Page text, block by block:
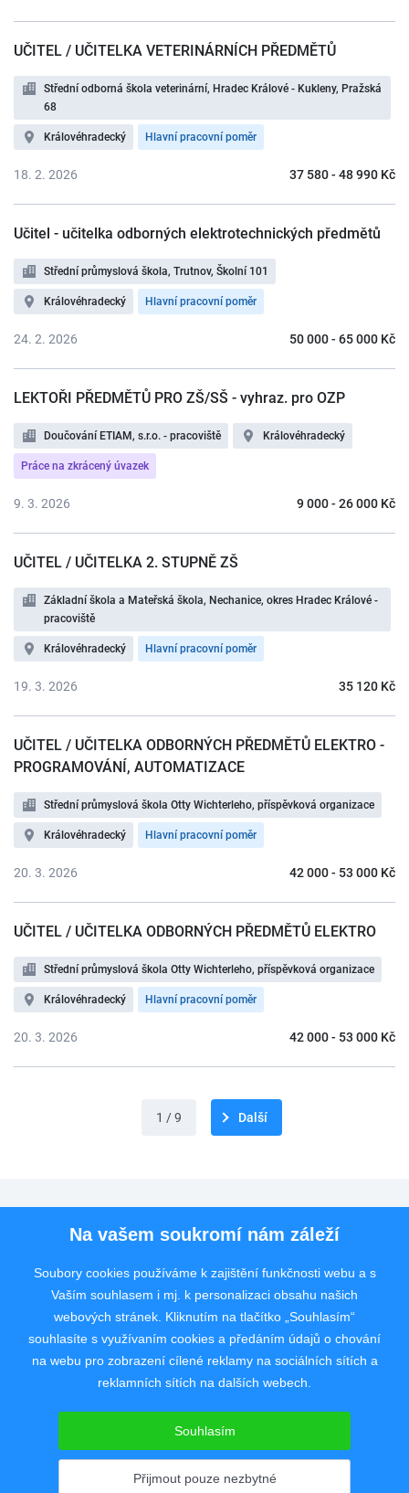
UČITEL / UČITELKA VETERINÁRNÍCH PŘEDMĚTŮ
Střední odborná škola veterinární, Hradec Králové - Kukleny, Pražská
68
Královéhradecký Hlavní pracovní poměr
37 580 - 48 990 Kč
18. 2. 2026
Učitel - učitelka odborných elektrotechnických předmětů
Střední průmyslová škola, Trutnov, Školní 101
Královéhradecký Hlavní pracovní poměr
50 000 - 65 000 Kč
24. 2. 2026
LEKTOŘI PŘEDMĚTŮ PRO ZŠ/SŠ - vyhraz. pro OZP
Doučování ETIAM, s.r.o. - pracoviště Královéhradecký
Práce na zkrácený úvazek
9 000 - 26 000 Kč
9. 3. 2026
UČITEL / UČITELKA 2. STUPNĚ ZŠ
Základní škola a Mateřská škola, Nechanice, okres Hradec Králové -
pracoviště
Královéhradecký Hlavní pracovní poměr
35 120 Kč
19. 3. 2026
UČITEL / UČITELKA ODBORNÝCH PŘEDMĚTŮ ELEKTRO -
PROGRAMOVÁNÍ, AUTOMATIZACE
Střední průmyslová škola Otty Wichterleho, příspěvková organizace
Královéhradecký Hlavní pracovní poměr
42 000 - 53 000 Kč
20. 3. 2026
UČITEL / UČITELKA ODBORNÝCH PŘEDMĚTŮ ELEKTRO
Střední průmyslová škola Otty Wichterleho, příspěvková organizace
Královéhradecký Hlavní pracovní poměr
42 000 - 53 000 Kč
20. 3. 2026
1 / 9 Další
Copyright © 2008 - 2026 JobSystem s.r.o.
Zásady ochrany soukromí |Upravit nastavení
Pro uchazeče
Rychlý kontakt
Na vašem soukromí nám záleží
Soubory cookies používáme k zajištění funkčnosti webu a s
Vaším souhlasem i mj. k personalizaci obsahu našich
webových stránek. Kliknutím na tlačítko „Souhlasím“
souhlasíte s využívaním cookies a předáním údajů o chování
na webu pro zobrazení cílené reklamy na sociálních sítích a
reklamních sítích na dalších webech.
Souhlasím
Přijmout pouze nezbytné